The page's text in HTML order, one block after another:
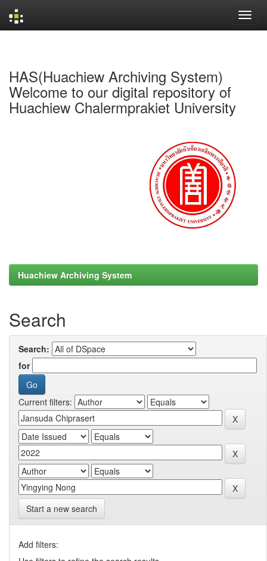
HAS(Huachiew Archiving System)
Welcome to our digital repository of
Huachiew Chalermprakiet University
Huachiew Archiving System
Search
Search:
for
Current filters:
Start a new search
Add filters: